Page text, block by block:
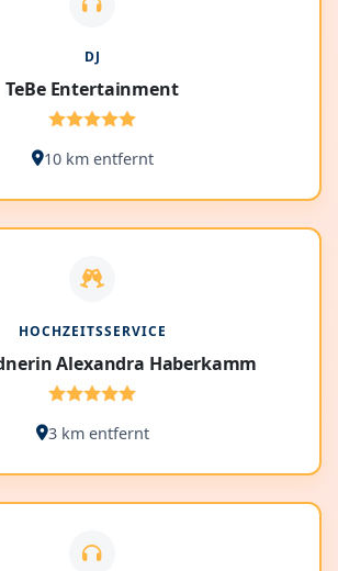
DJ
TeBe Entertainment
10 km entfernt
HOCHZEITSSERVICE
Alexandra Haberkamm
3 km entfernt